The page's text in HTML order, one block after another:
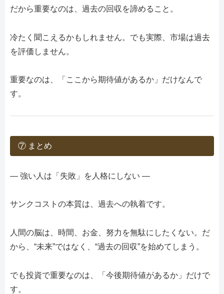
だから重要なのは、過去の回収を諦めること。
冷たく聞こえるかもしれません。でも実際、市場は過去
を評価しません。
重要なのは、「ここから期待値があるか」だけなんで
す。
⑦ まとめ
― 強い人は「失敗」を人格にしない ―
サンクコストの本質は、過去への執着です。
人間の脳は、時間、お金、努力を無駄にしたくない。だ
から、“未来”ではなく、“過去の回収”を始めてしまう。
でも投資で重要なのは、「今後期待値があるか」だけで
す。